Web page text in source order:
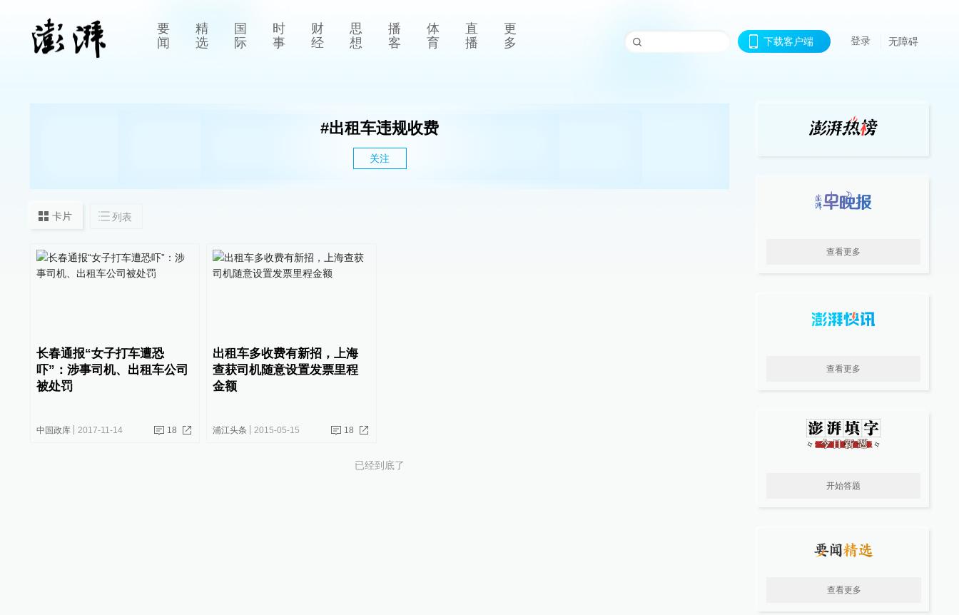
要
闻
精
选
国
际
时
事
财
经
思
想
播
客
体
育
直
播
更
多
下载客户端 登录 无障碍
#出租车违规收费
关注
卡片 列表
长春通报“女子打车遭恐
吓”：涉事司机、出租车公司
被处罚
中国政库 2017-11-14 18
出租车多收费有新招，上海
查获司机随意设置发票里程
金额
浦江头条 2015-05-15 18
已经到底了
查看更多
查看更多
开始答题
查看更多